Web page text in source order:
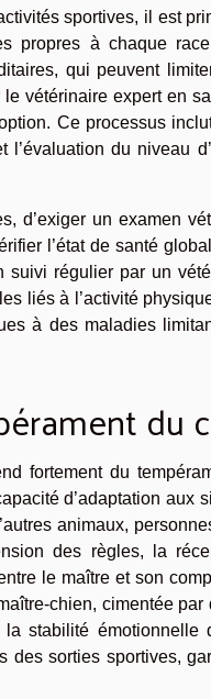
sportives, il est
propres à chaque
qui peuvent
vétérinaire expert en
Ce processus
du niveau
d’exiger un examen
l’état de santé
suivi régulier par un
liés à l’activité
à des maladies
du
fortement du
d’adaptation aux
animaux,
des règles, la
le maître et son
chien, cimentée
stabilité émotionnelle
sorties sportives,